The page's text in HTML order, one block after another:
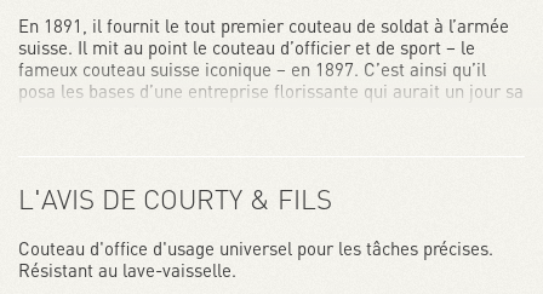
En 1891, il fournit le tout premier couteau de soldat à l’armée
suisse. Il mit au point le couteau d’officier et de sport – le
fameux couteau suisse iconique – en 1897. C’est ainsi qu’il
posa les bases d’une entreprise florissante qui aurait un jour sa
philosophie de Victorinox.
Aujourd’hui, Victorinox est une entreprise internationale qui
propose six catégories de produits : Couteaux Suisses, Couteau
de cuisine et professionnels, Montres, Bagages et Parfums.
L'AVIS DE COURTY & FILS
Couteau d'office d'usage universel pour les tâches précises.
Résistant au lave-vaisselle.